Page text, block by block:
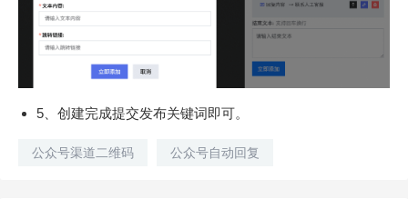
5、创建完成提交发布关键词即可。
公众号渠道二维码 公众号自动回复